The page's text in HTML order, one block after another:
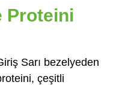
Proteini
Sarı bezelyeden
çeşitli